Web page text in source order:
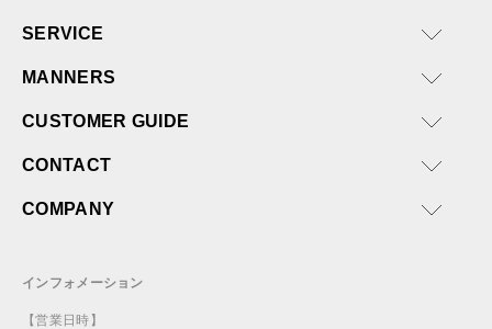
SERVICE
MANNERS
CUSTOMER GUIDE
CONTACT
COMPANY
インフォメーション
【営業日時】